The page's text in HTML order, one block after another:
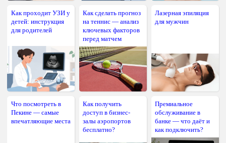
Как проходит УЗИ у
детей: инструкция
для родителей
Как сделать прогноз
на теннис — анализ
ключевых факторов
перед матчем
Лазерная эпиляция
для мужчин
Что посмотреть в
Пекине — самые
впечатляющие места
Как получить
доступ в бизнес-
залы аэропортов
бесплатно?
Премиальное
обслуживание в
банке — что даёт и
как подключить?